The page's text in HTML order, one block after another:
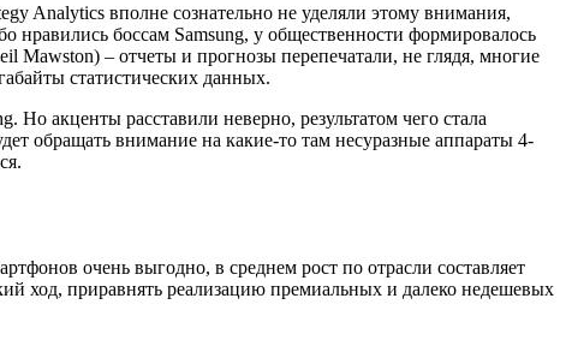
Analytics вполне сознательно не уделяли этому внимания,
нравились боссам Samsung, у общественности формировалось
Mawston) – отчеты и прогнозы перепечатали, не глядя, многие
статистических данных.
акценты расставили неверно, результатом чего стала
обращать внимание на какие-то там несуразные аппараты 4-
очень выгодно, в среднем рост по отрасли составляет
ход, приравнять реализацию премиальных и далеко недешевых